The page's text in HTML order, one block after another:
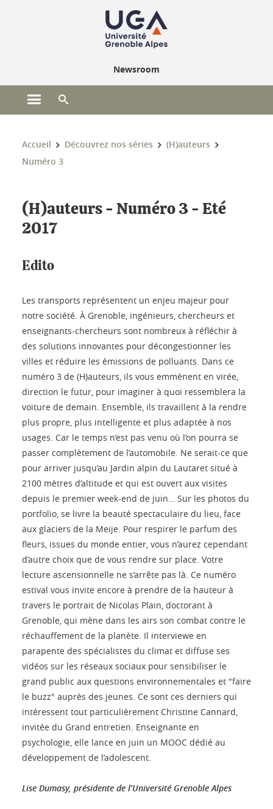
Newsroom
Ouvrir le menu principal
Vous êtes ici :
Accueil Découvrez nos séries
(H)auteurs
Numéro 3
(H)auteurs - Numéro 3 - Eté
2017
Edito
Les transports représentent un enjeu majeur pour
notre société. À Grenoble, ingénieurs, chercheurs et
enseignants-chercheurs sont nombreux à réfléchir à
des solutions innovantes pour décongestionner les
villes et réduire les émissions de polluants. Dans ce
numéro 3 de (H)auteurs, ils vous emmènent en virée,
direction le futur, pour imaginer à quoi ressemblera la
voiture de demain. Ensemble, ils travaillent à la rendre
plus propre, plus intelligente et plus adaptée à nos
usages. Car le temps n’est pas venu où l’on pourra se
passer complètement de l’automobile. Ne serait-ce que
pour arriver jusqu’au Jardin alpin du Lautaret situé à
2100 mètres d’altitude et qui est ouvert aux visites
depuis le premier week-end de juin… Sur les photos du
portfolio, se livre la beauté spectaculaire du lieu, face
aux glaciers de la Meije. Pour respirer le parfum des
fleurs, issues du monde entier, vous n’aurez cependant
d’autre choix que de vous rendre sur place. Votre
lecture ascensionnelle ne s’arrête pas là. Ce numéro
estival vous invite encore à prendre de la hauteur à
travers le portrait de Nicolas Plain, doctorant à
Grenoble, qui mène dans les airs son combat contre le
réchauffement de la planète. Il interviewe en
parapente des spécialistes du climat et diffuse ses
vidéos sur les réseaux sociaux pour sensibiliser le
grand public aux questions environnementales et "faire
le buzz" auprès des jeunes. Ce sont ces derniers qui
intéressent tout particulièrement Christine Cannard,
invitée du Grand entretien. Enseignante en
psychologie, elle lance en juin un MOOC dédié au
développement de l’adolescent.
Lise Dumasy, présidente de l’Université Grenoble Alpes